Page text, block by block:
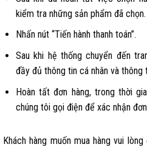
kiểm tra những sản phẩm đã chọn.
Nhấn nút “Tiến hành thanh toán”.
Sau khi hệ thống chuyển đến
đầy đủ thông tin cá nhân và thông
Hoàn tất đơn hàng, trong thời
chúng tôi gọi điện để xác nhận
Khách hàng muốn mua hàng vui